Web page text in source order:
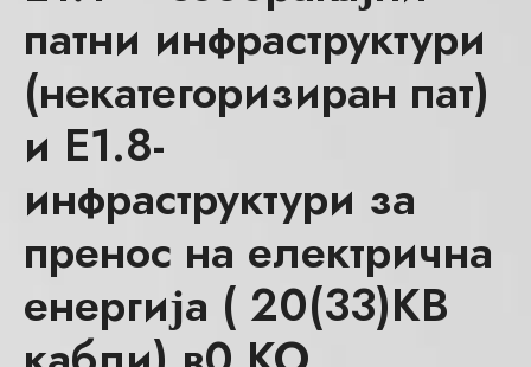
патни инфраструктури
(некатегоризиран пат)
и Е1.8-
инфраструктури за
пренос на електрична
енергија ( 20(33)КВ